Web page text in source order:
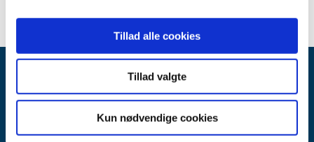
Tillad alle cookies
Tillad valgte
Kun nødvendige cookies